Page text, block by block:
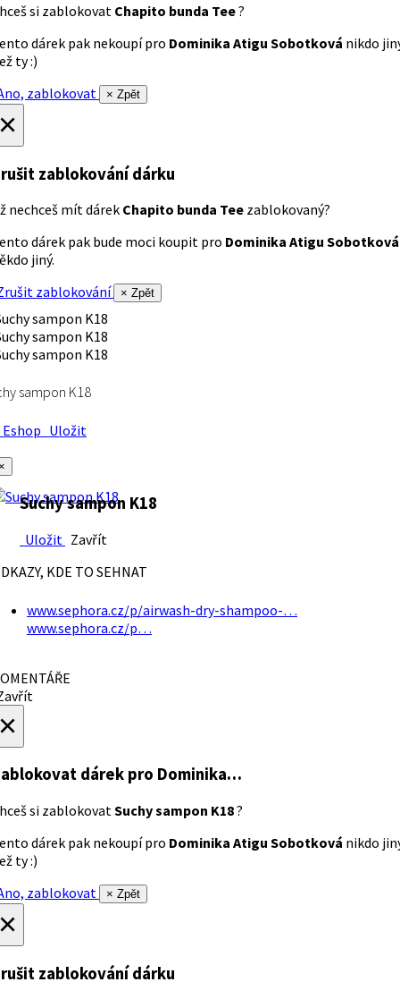
si zablokovat Chapito bunda Tee?
dárek pak nekoupí pro Dominika Atigu Sobotková nikdo
ty :)
zablokovat
× Zpět
zablokování dárku
nechceš mít dárek Chapito bunda Tee zablokovaný?
dárek pak bude moci koupit pro Dominika Atigu Sobotková
jiný.
zablokování
× Zpět
sampon K18
Uložit
Suchy sampon K18
Uložit Zavřít
KDE TO SEHNAT
www.sephora.cz/p/airwash-dry-shampoo-…
www.sephora.cz/p…
dárek pro Dominika…
si zablokovatSuchy sampon K18?
dárek pak nekoupí pro Dominika Atigu Sobotková nikdo
ty :)
zablokovat
× Zpět
zablokování dárku